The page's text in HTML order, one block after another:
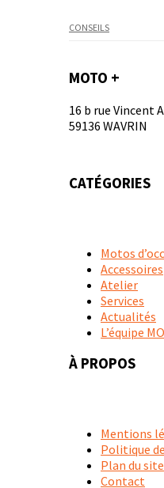
CONSEILS
MOTO +
16 b rue Vincent
59136 WAVRIN
CATÉGORIES
Motos
Accessoires
Atelier
Services
Actualités
L’équipe
À PROPOS
Mentions
Politique
Plan du site
Contact